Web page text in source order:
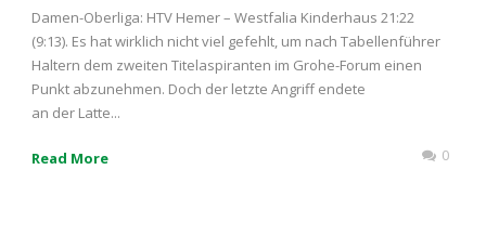
Damen-Oberliga: HTV Hemer – Westfalia Kinderhaus 21:22
(9:13). Es hat wirklich nicht viel gefehlt, um nach Tabellenführer
Haltern dem zweiten Titelaspiranten im Grohe-Forum einen
Punkt abzunehmen. Doch der letzte Angriff endete
an der Latte...
Read More 0